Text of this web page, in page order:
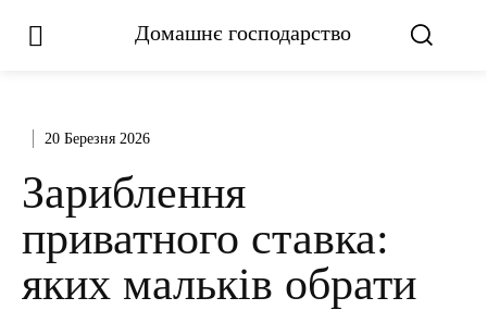
Домашнє господарство
20 Березня 2026
Зариблення
приватного ставка:
яких мальків обрати